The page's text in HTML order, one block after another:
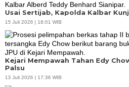
Usai Sertijab, Kapolda Kalbar
15 Juli 2026 | 18:01 WIB
Kejari Mempawah Tahan Edy
Palsu
13 Juli 2026 | 17:36 WIB